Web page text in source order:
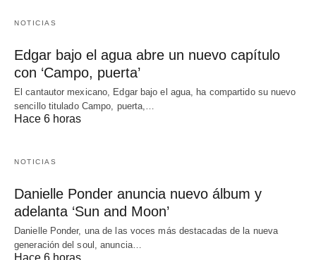
NOTICIAS
Edgar bajo el agua abre un nuevo capítulo
con ‘Campo, puerta’
El cantautor mexicano, Edgar bajo el agua, ha compartido su nuevo
sencillo titulado Campo, puerta,…
Hace 6 horas
NOTICIAS
Danielle Ponder anuncia nuevo álbum y
adelanta ‘Sun and Moon’
Danielle Ponder, una de las voces más destacadas de la nueva
generación del soul, anuncia…
Hace 6 horas